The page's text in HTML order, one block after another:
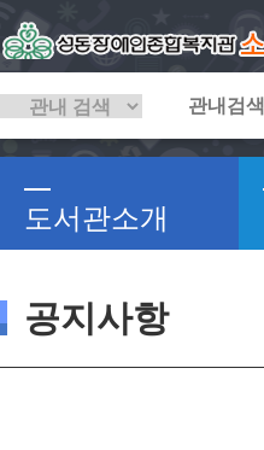
도서관소개
공지사항